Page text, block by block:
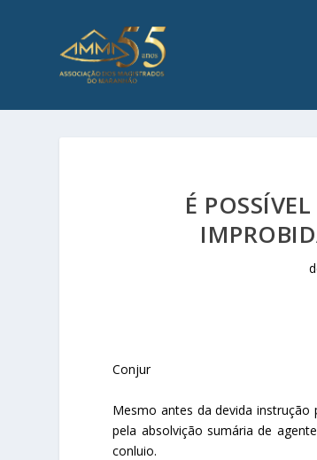
É
Conjur
Mesmo antes da devida instrução
pela absolvição sumária de
conluio.